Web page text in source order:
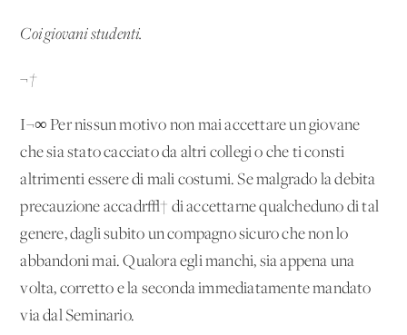
Coi giovani studenti.
¬†
I¬∞ Per nissun motivo non mai accettare un giovane
che sia stato cacciato da altri collegi o che ti consti
altrimenti essere di mali costumi. Se malgrado la debita
precauzione accadr√† di accettarne qualcheduno di tal
genere, dagli subito un compagno sicuro che non lo
abbandoni mai. Qualora egli manchi, sia appena una
volta, corretto e la seconda immediatamente mandato
via dal Seminario.